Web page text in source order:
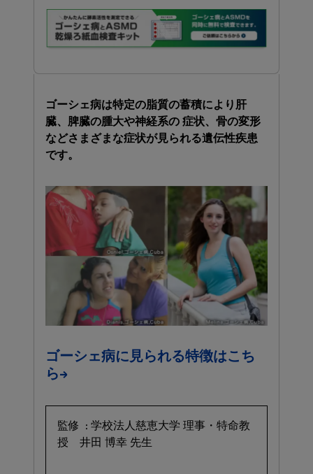
ゴーシェ病は​特定の​脂質の​蓄積に​より​肝
臓、​脾臓の​腫大や​神経系の​ 症状、​骨の​変形
などさまざまな​症状が​見られる​遺伝性疾患
です。
ゴーシェ病に​見られる​特徴は​こち
ら→
監修 : 学校法人慈恵大学 理事・​特命教
授 井田 博幸 先生